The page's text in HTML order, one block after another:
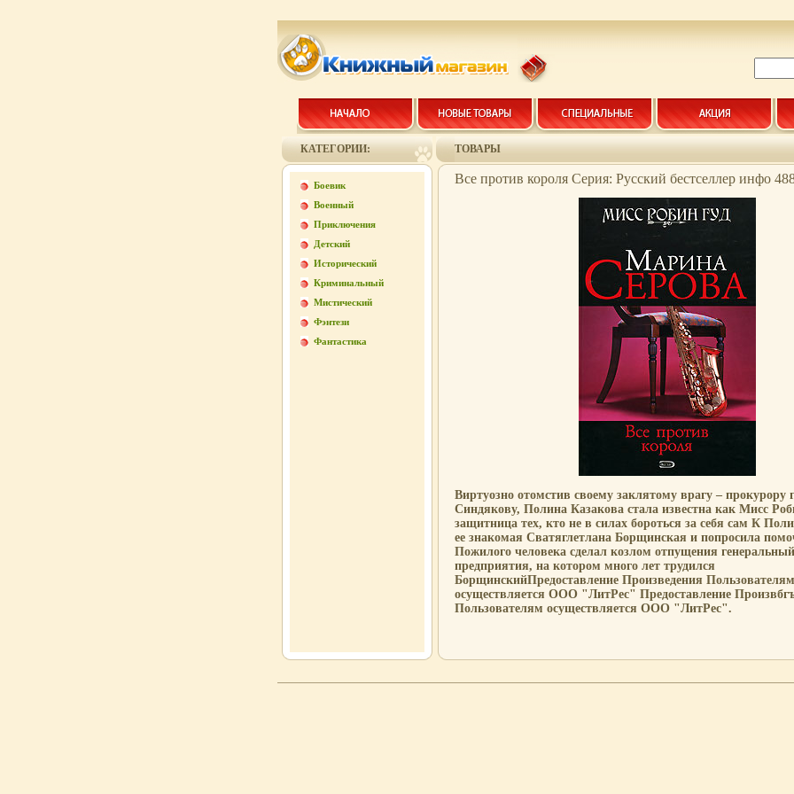
КАТЕГОРИИ:
Боевик
Военный
Приключения
Детский
Исторический
Криминальный
Мистический
Фэнтези
Фантастика
ТОВАРЫ
Все против короля Серия: Русский бестселлер инфо
Виртуозно отомстив своему заклятому врагу – прокурору
Синдякову, Полина Казакова стала известна как Мисс
защитница тех, кто не в силах бороться за себя сам К
ее знакомая Сватяглетлана Борщинская и попросила
Пожилого человека сделал козлом отпущения
предприятия, на котором много лет трудился
БорщинскийПредоставление Произведения Пользователям
осуществляется ООО "ЛитРес" Предоставление
Пользователям осуществляется ООО "ЛитРес".